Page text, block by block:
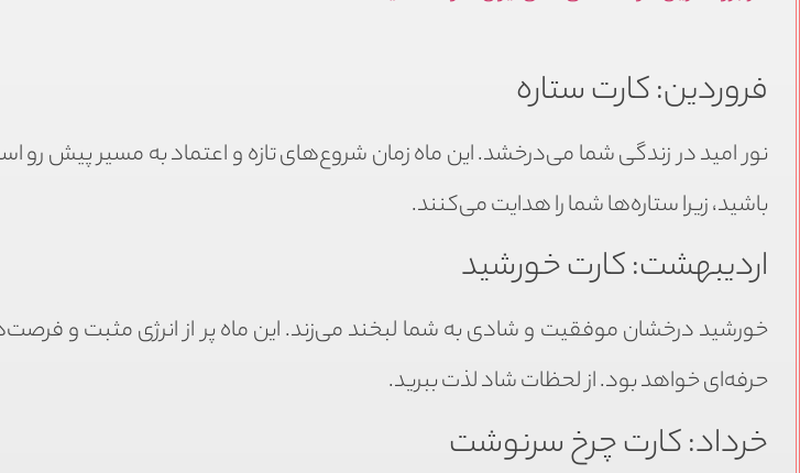
فروردین: کارت ستاره
نور امید در زندگی شما می‌درخشد. این ماه زمان شروع‌های تازه و اعتماد به مسیر پیش رو
باشید، زیرا ستاره‌ها شما را هدایت می‌کنند.
اردیبهشت: کارت خورشید
خورشید درخشان موفقیت و شادی به شما لبخند می‌زند. این ماه پر از انرژی مثبت و
حرفه‌ای خواهد بود. از لحظات شاد لذت ببرید.
خرداد: کارت چرخ سرنوشت